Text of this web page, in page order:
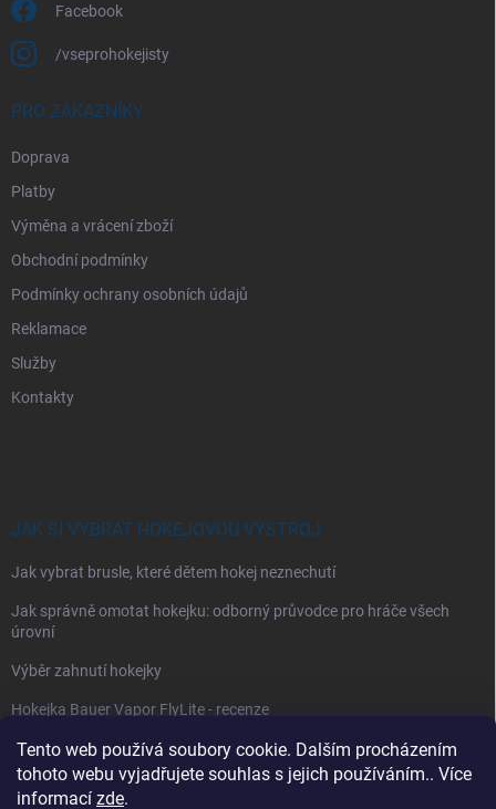
Tento web používá soubory cookie. Dalším procházením
tohoto webu vyjadřujete souhlas s jejich používáním.. Více
informací zde.
Facebook
/vseprohokejisty
PRO ZÁKAZNÍKY
Doprava
Platby
Výměna a vrácení zboží
Obchodní podmínky
Podmínky ochrany osobních údajů
Reklamace
Služby
Kontakty
JAK SI VYBRAT HOKEJOVOU VÝSTROJ
Jak vybrat brusle, které dětem hokej neznechutí
Jak správně omotat hokejku: odborný průvodce pro hráče všech
úrovní
Výběr zahnutí hokejky
Hokejka Bauer Vapor FlyLite - recenze
Jak si vybrat hokejové kalhoty
Jak si vybrat hokejové chrániče ramen?